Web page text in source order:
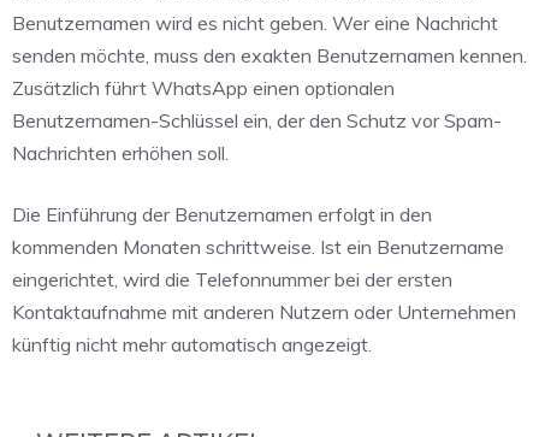
Benutzernamen wird es nicht geben. Wer eine Nachricht
senden möchte, muss den exakten Benutzernamen kennen.
Zusätzlich führt WhatsApp einen optionalen
Benutzernamen-Schlüssel ein, der den Schutz vor Spam-
Nachrichten erhöhen soll.
Die Einführung der Benutzernamen erfolgt in den
kommenden Monaten schrittweise. Ist ein Benutzername
eingerichtet, wird die Telefonnummer bei der ersten
Kontaktaufnahme mit anderen Nutzern oder Unternehmen
künftig nicht mehr automatisch angezeigt.